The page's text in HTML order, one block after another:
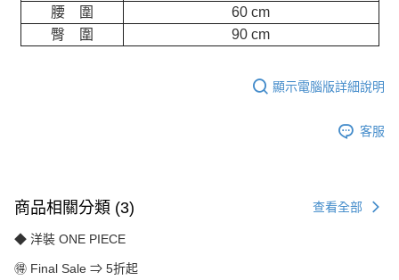
腰 圍
60 cm
臀 圍
90 cm
顯示電腦版詳細說明
客服
商品相關分類 (3) 查看全部
◆ 洋裝 ONE PIECE
🉐 Final Sale ⇒ 5折起